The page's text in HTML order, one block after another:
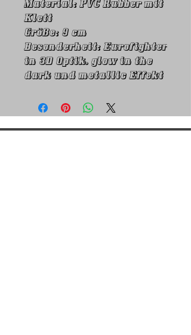
Klett
Größe: 9 cm
Besonderheit: Eurofighter
in 3D Optik, glow in the
dark und metallic Effekt